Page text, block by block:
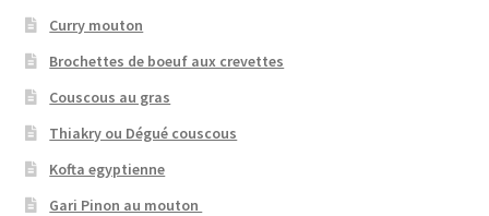
Curry mouton
Brochettes de boeuf aux crevettes
Couscous au gras
Thiakry ou Dégué couscous
Kofta egyptienne
Gari Pinon au mouton